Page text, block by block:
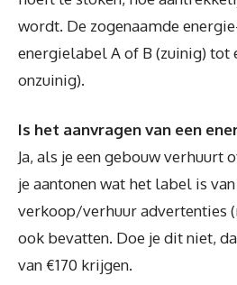
wordt. De zogenaamde
energielabel A of B (zuinig) tot
onzuinig).
Is het aanvragen van een
Ja, als je een gebouw verhuurt
je aantonen wat het label is
verkoop/verhuur advertenties
ook bevatten. Doe je dit niet,
van €170 krijgen.